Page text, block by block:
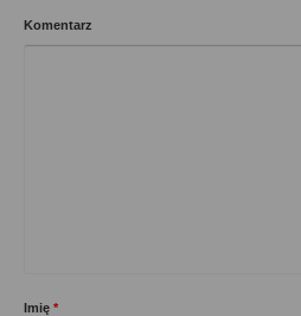
Komentarz
Imię *